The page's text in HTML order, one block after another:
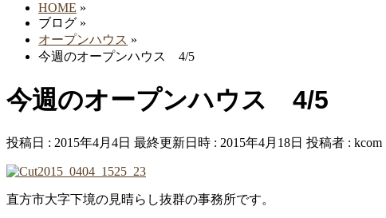
HOME »
ブログ »
オープンハウス »
今週のオープンハウス 4/5
今週のオープンハウス 4/5
投稿日 : 2015年4月4日 最終更新日時 : 2015年4月18日 投稿者 : kcom
直方市大字下境の見晴らし抜群の事務所です。